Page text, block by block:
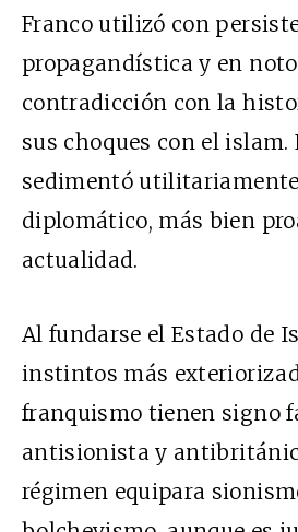
Franco utilizó con
propagandística y en
contradicción con la
sus choques con el islam.
sedimentó
diplomático, más bien
actualidad.
Al fundarse el Estado de
instintos más
franquismo tienen signo
antisionista y
régimen equipara